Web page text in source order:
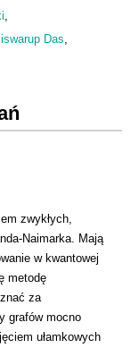
Das
zwykłych,
Naimarka. Mają
w kwantowej
metodę
za
grafów mocno
ułamkowych